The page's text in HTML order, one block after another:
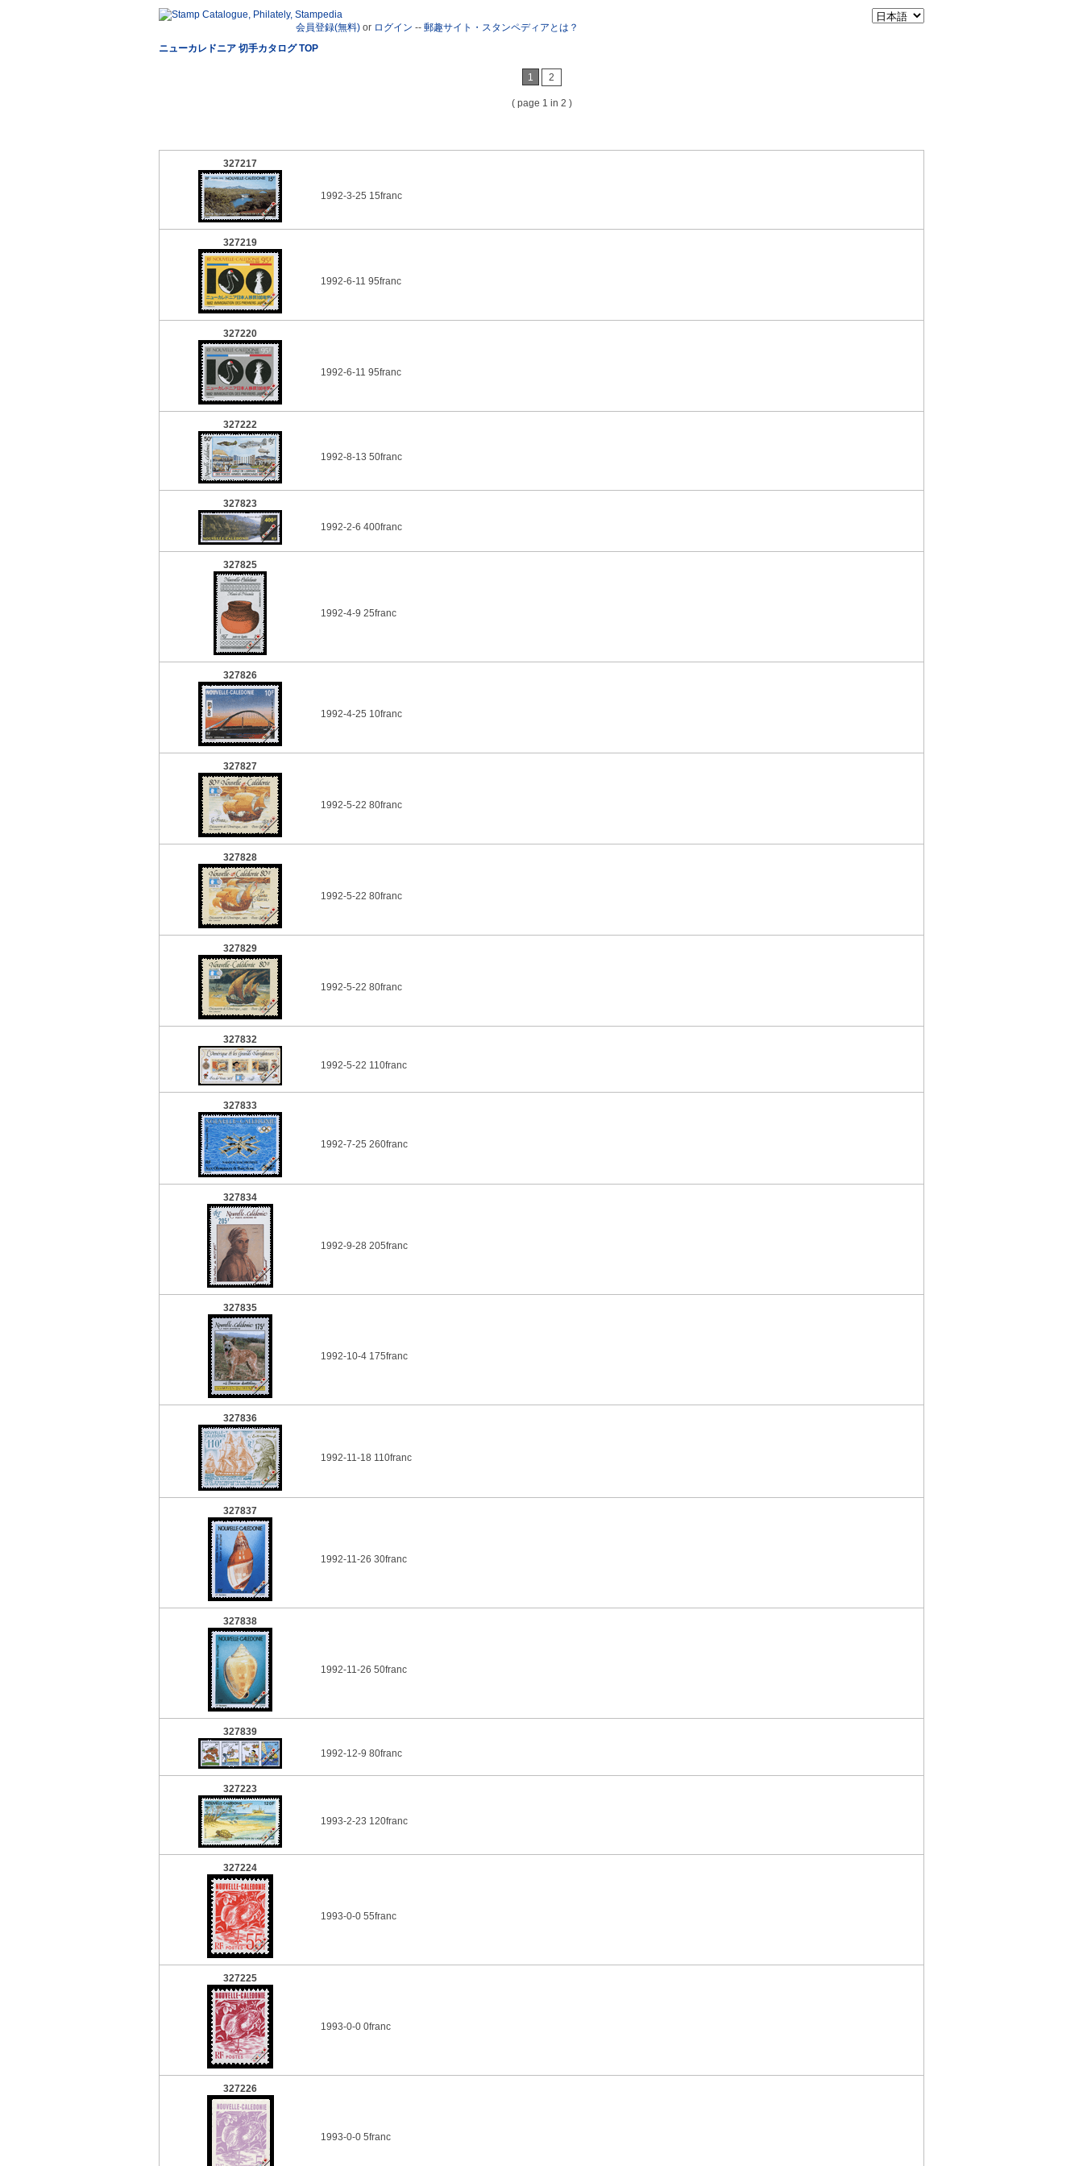
会員登録(無料) or ログイン -- 郵趣サイト・スタンペディアとは？
ニューカレドニア 切手カタログ TOP
1 2
( page 1 in 2 )
327217
1992-3-25 15franc
327219
1992-6-11 95franc
327220
1992-6-11 95franc
327222
1992-8-13 50franc
327823
1992-2-6 400franc
327825
1992-4-9 25franc
327826
1992-4-25 10franc
327827
1992-5-22 80franc
327828
1992-5-22 80franc
327829
1992-5-22 80franc
327832
1992-5-22 110franc
327833
1992-7-25 260franc
327834
1992-9-28 205franc
327835
1992-10-4 175franc
327836
1992-11-18 110franc
327837
1992-11-26 30franc
327838
1992-11-26 50franc
327839
1992-12-9 80franc
327223
1993-2-23 120franc
327224
1993-0-0 55franc
327225
1993-0-0 0franc
327226
1993-0-0 5franc